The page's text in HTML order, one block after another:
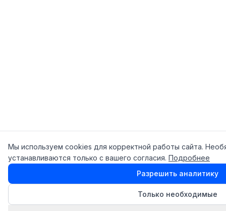
Мы используем cookies для корректной работы сайта.
устанавливаются только с вашего согласия. Подробнее
Разрешить аналитику
Только необходимые